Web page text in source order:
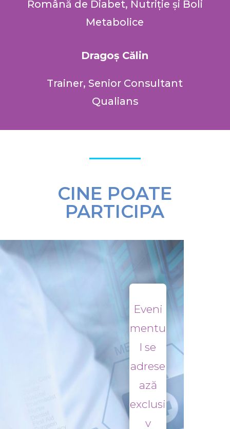
Română de Diabet, Nutriție și Boli
Metabolice
Dragoș Călin
Trainer, Senior Consultant
Qualians
CINE POATE
PARTICIPA
Eveni
mentu
l se
adrese
ază
exclusi
v